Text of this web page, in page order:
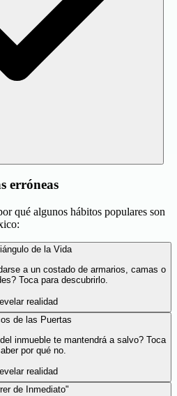
erróneas
qué algunos hábitos populares son
de la Vida
a un costado de armarios, camas o
Toca para descubrirlo.
realidad
de las Puertas
inmueble te mantendrá a salvo? Toca
por qué no.
realidad
de Inmediato"